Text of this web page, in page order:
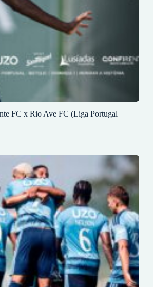
FC x Rio Ave FC (Liga Portugal